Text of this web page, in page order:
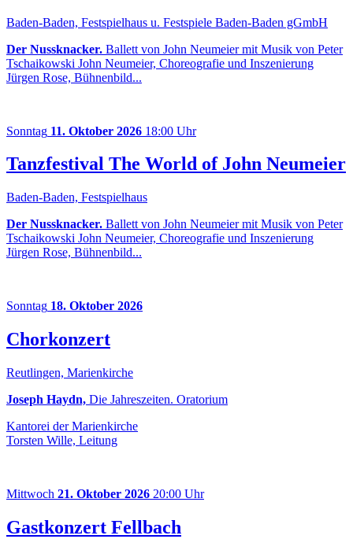
Baden-Baden, Festspielhaus u. Festspiele Baden-Baden gGmbH
Der Nussknacker. Ballett von John Neumeier mit Musik von Peter
Tschaikowski John Neumeier, Choreografie und Inszenierung
Jürgen Rose, Bühnenbild...
Sonntag 11. Oktober 2026 18:00 Uhr
Tanzfestival The World of John Neumeier
Baden-Baden, Festspielhaus
Der Nussknacker. Ballett von John Neumeier mit Musik von Peter
Tschaikowski John Neumeier, Choreografie und Inszenierung
Jürgen Rose, Bühnenbild...
Sonntag 18. Oktober 2026
Chorkonzert
Reutlingen, Marienkirche
Joseph Haydn, Die Jahreszeiten. Oratorium
Kantorei der Marienkirche
Torsten Wille, Leitung
Mittwoch 21. Oktober 2026 20:00 Uhr
Gastkonzert Fellbach